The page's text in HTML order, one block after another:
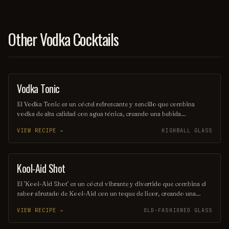
Other Vodka Cocktails
COCKTAIL
Vodka Tonic
El Vodka Tonic es un cóctel refrescante y sencillo que combina
vodka de alta calidad con agua tónica, creando una bebida
adornado con una rodaja de limón o lima, lo que realza su sabor y
aroma. Ideal para cualquier ocasión, es una opción popular entre los
amantes de los cócteles.
VIEW RECIPE → HIGHBALL GLASS
SHOT
Kool-Aid Shot
El 'Kool-Aid Shot' es un cóctel vibrante y divertido que combina el
sabor afrutado de Kool-Aid con un toque de licor, creando una
reuniones, este trago es fácil de preparar y seguro que alegrará el
ambiente. ¡Disfrútalo frío y comparte la diversión!
VIEW RECIPE → OLD-FASHIONED GLASS